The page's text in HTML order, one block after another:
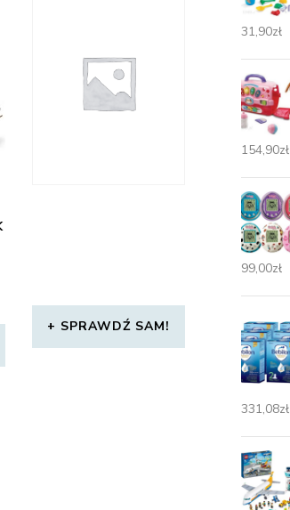
SPRAWDŹ SAM!
31,90zł
154,90zł
99,00zł
331,08zł